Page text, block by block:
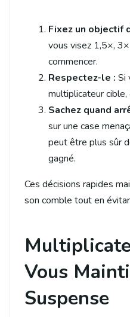
Fixez un objectif
vous visez 1,5×,
commencer.
Respectez-le : Si
multiplicateur
Sachez quand
sur une case
peut être plus sûr
gagné.
Ces décisions rapides
son comble tout en
Vous
Suspense